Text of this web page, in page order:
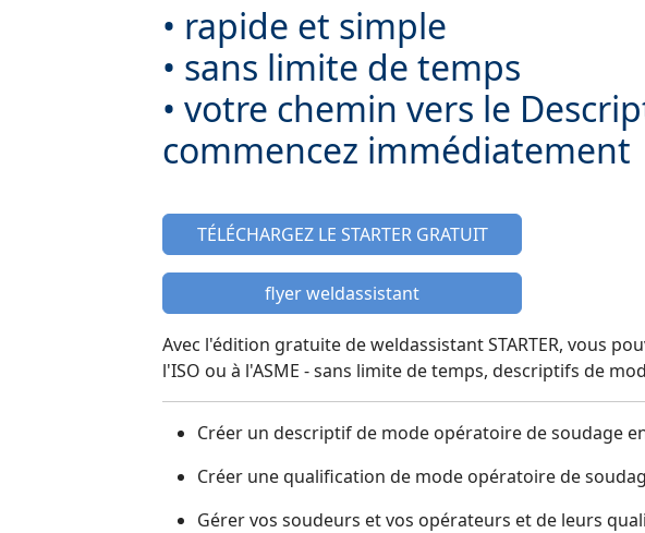
• rapide et simple
• sans limite de temps
• votre chemin vers le
commencez immédiatement
TÉLÉCHARGEZ LE STARTER GRATUIT
flyer weldassistant
Avec l'édition gratuite de weldassistant STARTER, vous
l'ISO ou à l'ASME - sans limite de temps, descriptifs de
Créer un descriptif de mode opératoire de soudage
Créer une qualification de mode opératoire de
Gérer vos soudeurs et vos opérateurs et de leurs